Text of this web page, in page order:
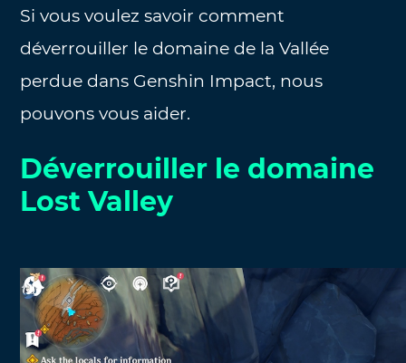
Si vous voulez savoir comment
déverrouiller le domaine de la Vallée
perdue dans Genshin Impact, nous
pouvons vous aider.
Déverrouiller le domaine
Lost Valley